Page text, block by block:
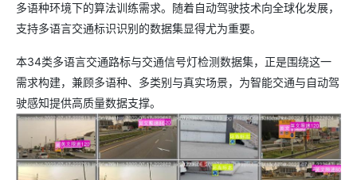
多语种环境下的算法训练需求。随着自动驾驶技术向全球化发展，
支持多语言交通标识识别的数据集显得尤为重要。
本34类多语言交通路标与交通信号灯检测数据集，正是围绕这一
需求构建，兼顾多语种、多类别与真实场景，为智能交通与自动驾
驶感知提供高质量数据支撑。